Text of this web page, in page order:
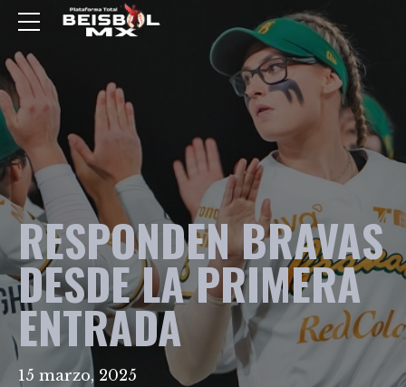
RESPONDEN BRAVAS
DESDE LA PRIMERA
ENTRADA
15 marzo, 2025